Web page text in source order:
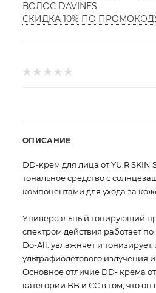
ВОЛОС DAVINES
СКИДКА 10% ПО
ОПИСАНИЕ
DD-крем для лица от YU.R SKIN
тональное средство с
компонентами для ухода за
Универсальный тонирующий
спектром действия работает
Do-All: увлажняет и
ультрафиолетового излучения
Основное отличие DD- крема
категории BB и СС в том, что он